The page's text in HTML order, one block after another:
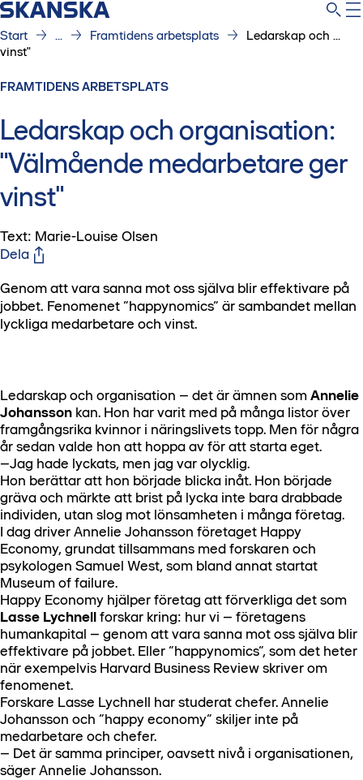
Start ... Framtidens arbetsplats
Ledarskap och ...
vinst"
FRAMTIDENS ARBETSPLATS
Ledarskap och organisation:
"Välmående medarbetare ger
vinst"
Text: Marie-Louise Olsen
Dela
Genom att vara sanna mot oss själva blir effektivare på
jobbet. Fenomenet ”happynomics” är sambandet mellan
lyckliga medarbetare och vinst.
Ledarskap och organisation – det är ämnen somAnnelie
Johansson kan. Hon har varit med på många listor över
framgångsrika kvinnor i näringslivets topp. Men för några
år sedan valde hon att hoppa av för att starta eget.
–Jag hade lyckats, men jag var olycklig.
Hon berättar att hon började blicka inåt. Hon började
gräva och märkte att brist på lycka inte bara drabbade
individen, utan slog mot lönsamheten i många företag.
I dag driver Annelie Johansson företaget Happy
Economy, grundat tillsammans med forskaren och
psykologen Samuel West, som bland annat startat
Museum of failure.
Happy Economy hjälper företag att förverkliga det som
Lasse Lychnellforskar kring: hur vi – företagens
humankapital – genom att vara sanna mot oss själva blir
effektivare på jobbet. Eller ”happynomics”, som det heter
när exempelvis Harvard Business Review skriver om
fenomenet.
Forskare Lasse Lychnell har studerat chefer. Annelie
Johansson och ”happy economy” skiljer inte på
medarbetare och chefer.
– Det är samma principer, oavsett nivå i organisationen,
säger Annelie Johansson.